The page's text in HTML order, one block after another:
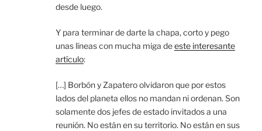
desde luego.
Y para terminar de darte la chapa, corto y pego
unas líneas con mucha miga deeste interesante
artículo:
[…] Borbón y Zapatero olvidaron que por estos
lados del planeta ellos no mandan ni ordenan. Son
solamente dos jefes de estado invitados a una
reunión. No están en su territorio. No están en sus